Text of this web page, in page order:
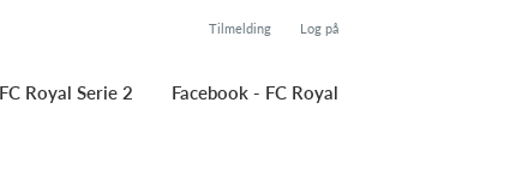
Tilmelding Log på
FC Royal Serie 2 Facebook - FC Royal